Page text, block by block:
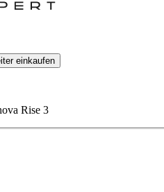
einkaufen
Rise 3